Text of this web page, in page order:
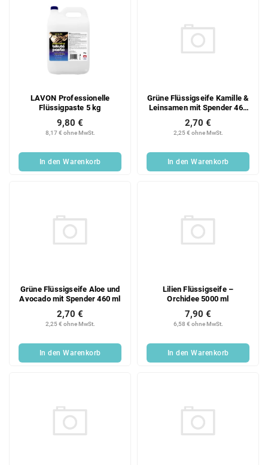
LAVON Professionelle
Flüssigpaste 5 kg
8,17 € ohne MwSt.
9,80 €
In den Warenkorb
Grüne Flüssigseife Kamille &
Leinsamen mit Spender 460
2,25 € ohne MwSt.
2,70 €
In den Warenkorb
Grüne Flüssigseife Aloe und
Avocado mit Spender 460 ml
2,25 € ohne MwSt.
2,70 €
In den Warenkorb
Lilien Flüssigseife –
Orchidee 5000 ml
6,58 € ohne MwSt.
7,90 €
In den Warenkorb